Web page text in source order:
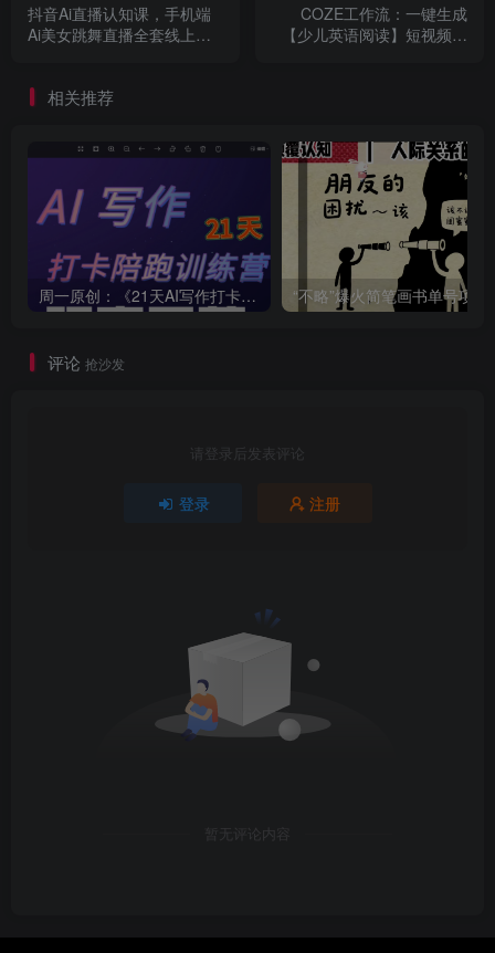
抖音Ai直播认知课，手机端
Ai美女跳舞直播全套线上课
COZE工作流：一键生成
【少儿英语阅读】短视频，
相关推荐
周一原创：《21天AI写作打卡陪跑训练营》全部内容讲解！（网站会员免费学习…）
评论 抢沙发
请登录后发表评论
登录 注册
暂无评论内容